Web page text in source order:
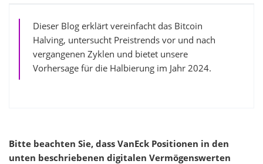
Dieser Blog erklärt vereinfacht das Bitcoin
Halving, untersucht Preistrends vor und nach
vergangenen Zyklen und bietet unsere
Vorhersage für die Halbierung im Jahr 2024.
Bitte beachten Sie, dass VanEck Positionen in den
unten beschriebenen digitalen Vermögenswerten